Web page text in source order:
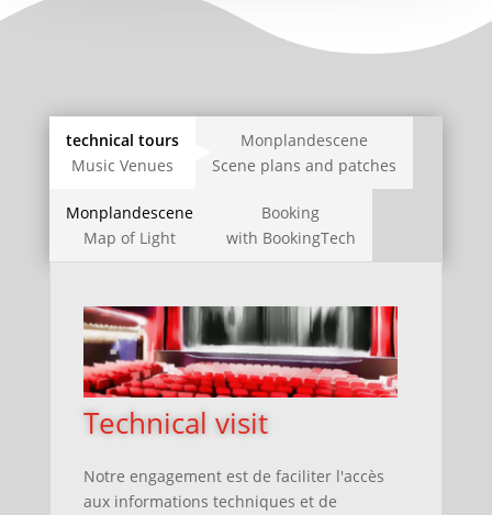
technical tours
Music Venues
Monplandescene
Scene plans and patches
Monplandescene
Map of Light
Booking
with BookingTech
Technical visit
Notre engagement est de faciliter l'accès
aux informations techniques etde